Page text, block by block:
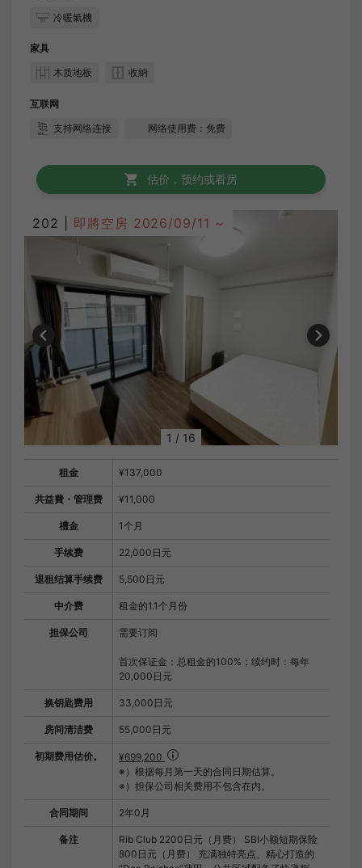
冷暖氣機
家具
木质地板
收納
互联网
支持网络连接
网络使用费：免费
估价，预约或看房
202 | 即將空房 2026/09/11 ~
1 / 16
租金 ¥137,000
共益費・管理费 ¥11,000
禮金 1个月
手续费 22,000日元
退租结算手续费 5,500日元
中介费 租金的1.1个月份
担保公司 需要订阅
首次保证金：总租金的100%；续约时：每年
20,000日元
换钥匙费用 33,000日元
房间清洁费 55,000日元
初期费用估价。
¥699,200
※）根据每月第一天的合同日期估算。
※）担保公司相关费用不包含在内。
合同期间 2年0月
备注
Rib Club 2200日元（月费） SBI小额短期保险
800日元（月费） 充满独特亮点、精心打造的